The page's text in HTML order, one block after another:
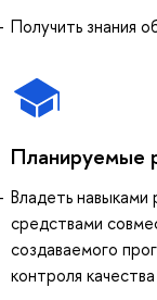
Получить знания
Планируемые
Владеть
средствами
создаваемого
контроля